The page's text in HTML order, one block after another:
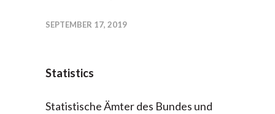
SEPTEMBER 17, 2019
Statistics
Statistische Ämter des Bundes und